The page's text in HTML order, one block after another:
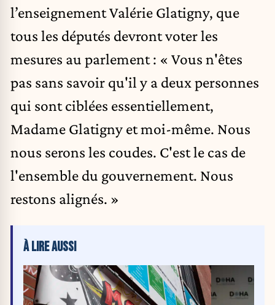
l’enseignementValérie Glatigny, que
tous les députés devront voter les
mesures au parlement : « Vous n'êtes
pas sans savoir qu'il y a deux personnes
qui sont ciblées essentiellement,
Madame Glatigny et moi-même. Nous
nous serons les coudes. C'est le cas de
l'ensemble du gouvernement. Nous
restons alignés. »
À LIRE AUSSI